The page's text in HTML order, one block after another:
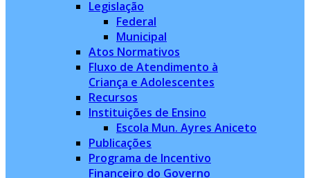
Legislação
Federal
Municipal
Atos Normativos
Fluxo de Atendimento à
Criança e Adolescentes
Recursos
Instituições de Ensino
Escola Mun. Ayres Aniceto
Publicações
Programa de Incentivo
Financeiro do Governo